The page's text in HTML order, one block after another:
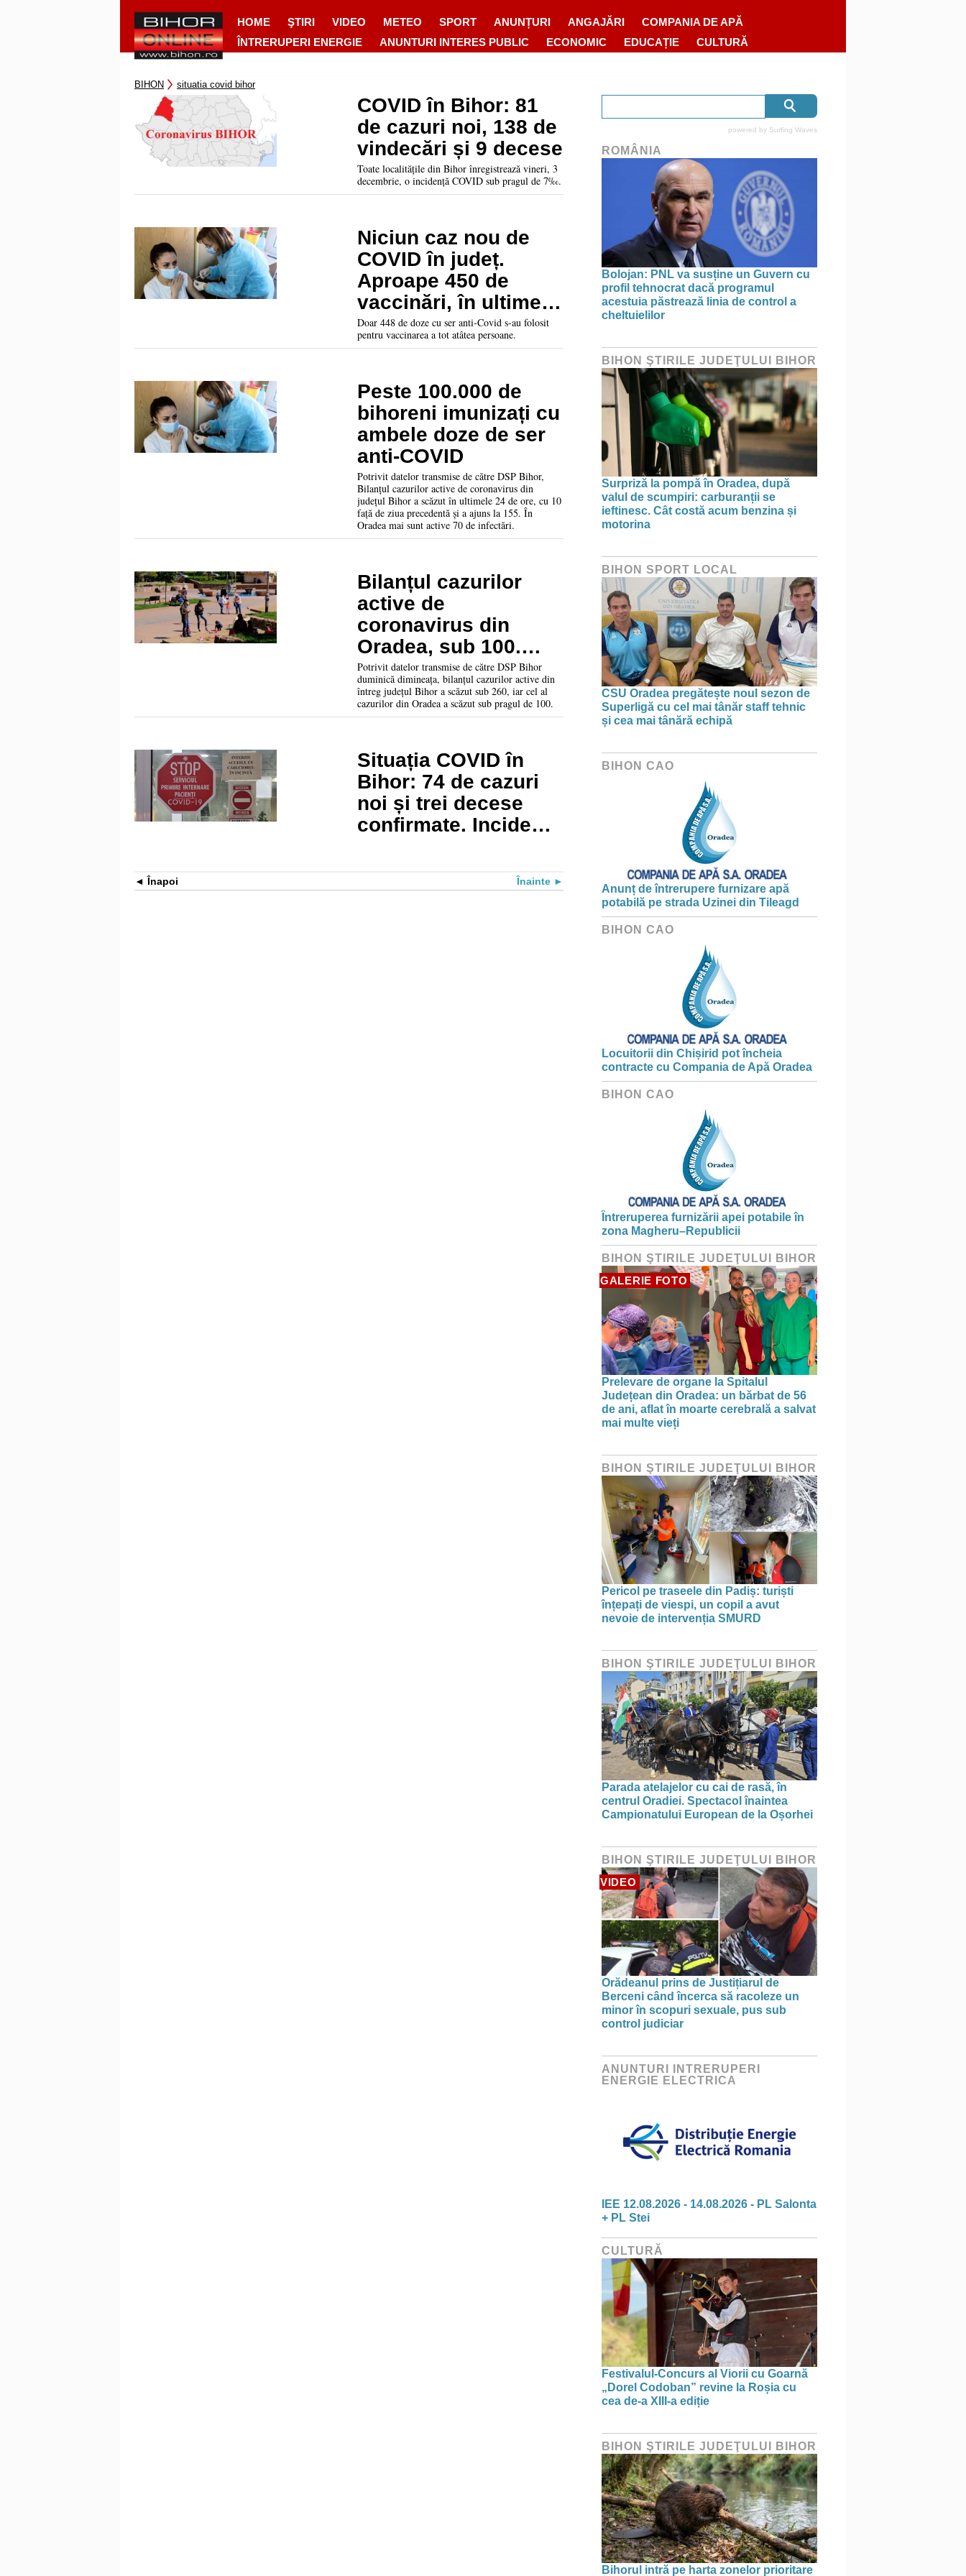
HOME ŞTIRI VIDEO METEO SPORT ANUNȚURI ANGAJĂRI
COMPANIA DE APĂ
ÎNTRERUPERI ENERGIE
ANUNTURI INTERES PUBLIC ECONOMIC EDUCAȚIE CULTURĂ
BIHON situatia covid bihor
COVID în Bihor: 81
de cazuri noi, 138 de
vindecări și 9 decese
Toate localitățile din Bihor înregistrează vineri, 3
decembrie, o incidență COVID sub pragul de 7‰.
Niciun caz nou de
COVID în județ.
Aproape 450 de
vaccinări, în ultimele
24 de ore
Doar 448 de doze cu ser anti-Covid s-au folosit
pentru vaccinarea a tot atâtea persoane.
Peste 100.000 de
bihoreni imunizați cu
ambele doze de ser
anti-COVID
Potrivit datelor transmise de către DSP Bihor,
Bilanțul cazurilor active de coronavirus din
județul Bihor a scăzut în ultimele 24 de ore, cu 10
față de ziua precedentă și a ajuns la 155. În
Oradea mai sunt active 70 de infectări.
Bilanțul cazurilor
active de
coronavirus din
Oradea, sub 100.
Situația actualizată
Potrivit datelor transmise de către DSP Bihor
duminică dimineața, bilanțul cazurilor active din
întreg județul Bihor a scăzut sub 260, iar cel al
cazurilor din Oradea a scăzut sub pragul de 100.
Situația COVID în
Bihor: 74 de cazuri
noi și trei decese
confirmate. Incidență
Înapoi Înainte
powered by Surfing Waves
ROMÂNIA
Bolojan: PNL va susține un Guvern cu
profil tehnocrat dacă programul
acestuia păstrează linia de control a
cheltuielilor
BIHON ŞTIRILE JUDEŢULUI BIHOR
Surpriză la pompă în Oradea, după
valul de scumpiri: carburanții se
ieftinesc. Cât costă acum benzina și
motorina
BIHON SPORT LOCAL
CSU Oradea pregătește noul sezon de
Superligă cu cel mai tânăr staff tehnic
și cea mai tânără echipă
BIHON CAO
Anunț de întrerupere furnizare apă
potabilă pe strada Uzinei din Tileagd
BIHON CAO
Locuitorii din Chișirid pot încheia
contracte cu Compania de Apă Oradea
BIHON CAO
Întreruperea furnizării apei potabile în
zona Magheru–Republicii
BIHON ŞTIRILE JUDEŢULUI BIHOR
GALERIE FOTO
Prelevare de organe la Spitalul
Județean din Oradea: un bărbat de 56
de ani, aflat în moarte cerebrală a salvat
mai multe vieți
BIHON ŞTIRILE JUDEŢULUI BIHOR
Pericol pe traseele din Padiș: turiști
înțepați de viespi, un copil a avut
nevoie de intervenția SMURD
BIHON ŞTIRILE JUDEŢULUI BIHOR
Parada atelajelor cu cai de rasă, în
centrul Oradiei. Spectacol înaintea
Campionatului European de la Oșorhei
BIHON ŞTIRILE JUDEŢULUI BIHOR
VIDEO
Orădeanul prins de Justițiarul de
Berceni când încerca să racoleze un
minor în scopuri sexuale, pus sub
control judiciar
ANUNTURI INTRERUPERI
ENERGIE ELECTRICA
IEE 12.08.2026 - 14.08.2026 - PL Salonta
+ PL Stei
CULTURĂ
Festivalul-Concurs al Viorii cu Goarnă
„Dorel Codoban” revine la Roșia cu
cea de-a XIII-a ediție
BIHON ŞTIRILE JUDEŢULUI BIHOR
Bihorul intră pe harta zonelor prioritare